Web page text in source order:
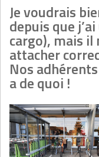
Je voudrais
depuis que
cargo), mais il
attacher
Nos
a de quoi !